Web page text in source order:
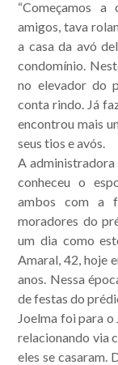
“Começamos
amigos, tava
a casa da avó
condomínio.
no elevador do
conta rindo. Já
encontrou mais
seus tios e avós.
A
conheceu o
ambos com a
moradores do
um dia como
Amaral, 42, hoje
anos. Nessa
de festas do
Joelma foi para o
relacionando via
eles se casaram.